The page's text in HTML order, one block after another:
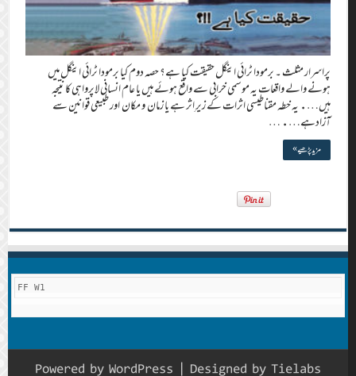
پراسرار مثلث ۔ برمودا ٹرائی اینگل حقیقت کیا ہے؟ حصہ دوم کیا برمودا ٹرائی اینگل میں
ہونے والے واقعات یہ موسمی خرابی سے واقع ہوئے ہیں یا عام انسانی لاپرواہی کا نتیجہ
ہیں…. یہ خطہ مقناطیسی اثرات کے زیرِ اثر ہے یا زمان و مکان اور طبیعی قوانین سے
آزادہے…. …
مزید پڑھیے »
FF W1
Powered by WordPress | Designed by Tielabs